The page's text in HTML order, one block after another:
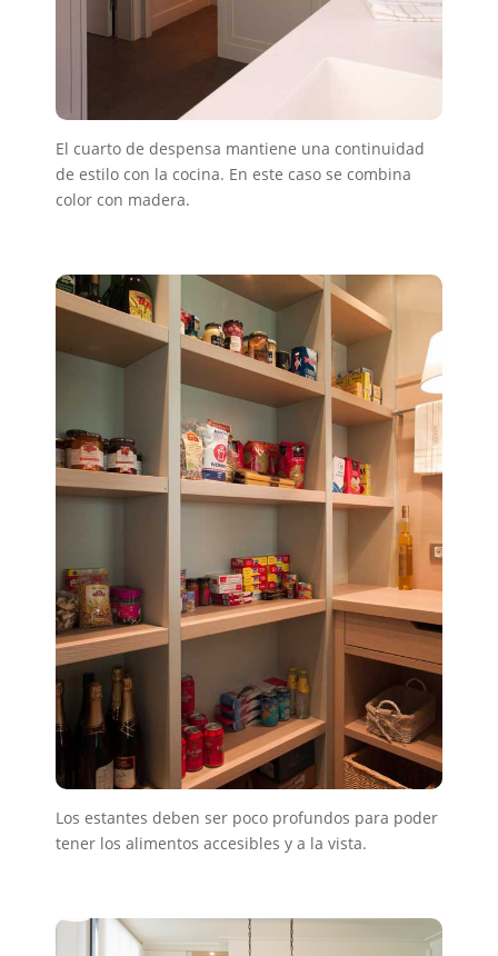
El cuarto de despensa mantiene una continuidad
de estilo con la cocina. En este caso se combina
color con madera.
Los estantes deben ser poco profundos para poder
tener los alimentos accesibles y a la vista.